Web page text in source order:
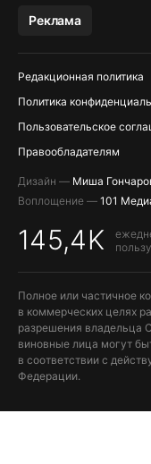
Реклама
Редакционная политика
Политика
Пользовательское
Правообладателям
Дизайн — Миша
Воплощение — 101
145,4K
Полное или частичное
в коммерческих целях
разрешения владельца
виновные лица могут
в соответствии с
Федерации.